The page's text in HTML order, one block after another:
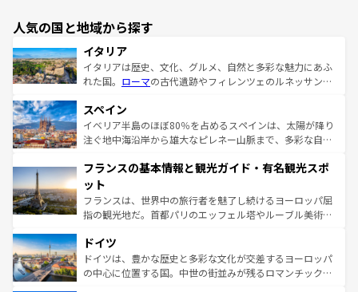
人気の国と地域から探す
イタリア
イタリアは歴史、文化、グルメ、自然と多彩な魅力にあふ
れた国。 ローマの古代遺跡やフィレンツェのルネッサンス
ろん、トスカーナの美しい田園風景やアマルフィ海岸の絶
景など、自然景観も見逃せない。観光の合間には、本場の
ピザやパスタなど、絶品のイタリア料理を堪能することも
ませてくれるイタリアで、忘れられない旅をしてみよう！
なお、新着のイタリア情報は
しい。
スペイン
イベリア半島のほぼ80％を占めるスペインは、太陽が降り
注ぐ地中海沿岸から雄大なピレネー山脈まで、多彩な自然
文化が根付くこの国では、情熱的なフラメンコ、熱気あふ
れる闘牛、そして美味しいタパスが生活の一部となってい
る。首都マドリードの洗練された雰囲気や、バルセロナの
アートに溢れた街角から、地方では古代ローマ遺跡や中世
せる。地方によって風土や気候が異なるスペインはその個
性で訪れる人を魅了する。 なお、新着のスペイン情報は コ
ンテンツ一覧を参照してほしい。
フランスの基本情報と観光ガイド・有名観光スポ
ット
フランスは、世界中の旅行者を魅了し続けるヨーロッパ屈
指の観光地だ。首都パリのエッフェル塔やルーブル美術館
で、幅広い魅力が詰まっている。華麗な宮殿、歴史的な大
聖堂、美しいビーチ、そして豊かな自然が、訪れる者を心
から魅了する。また、フランスは美食の国としても知ら
ドイツ
ドイツは、豊かな歴史と多彩な文化が交差するヨーロッパ
の中心に位置する国。中世の街並みが残るロマンチック街